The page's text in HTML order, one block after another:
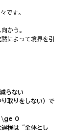
です。
かう。
によって境界を引
らない
取りをしない）で
\ge 0
過程は“全体とし